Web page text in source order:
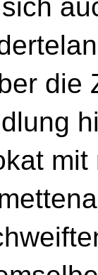
die
mit